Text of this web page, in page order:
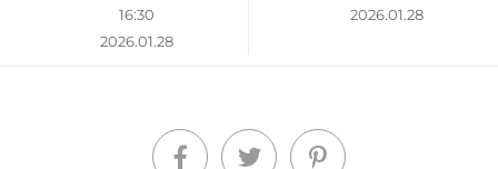
16:30
2026.01.28
2026.01.28